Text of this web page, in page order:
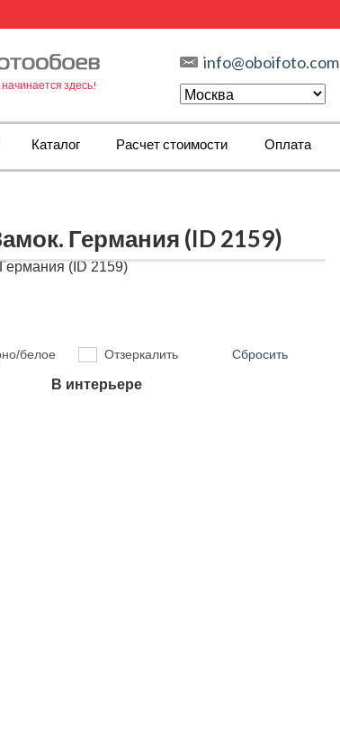
здесь!
info@oboifoto.com
Каталог Расчет стоимости Оплата
Германия (ID 2159)
белое Отзеркалить Сбросить
В интерьере